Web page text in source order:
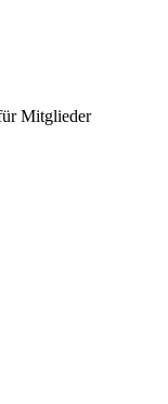
Mitglieder